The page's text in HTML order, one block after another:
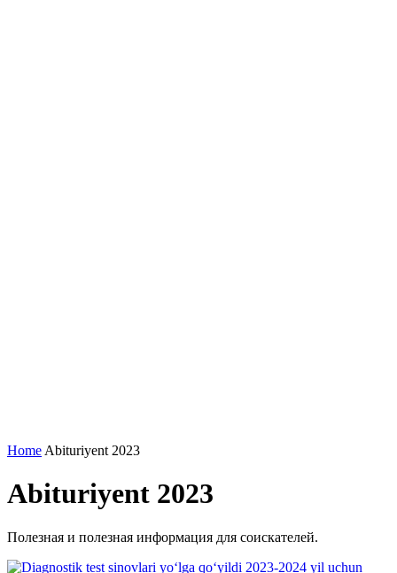
Home Abituriyent 2023
Abituriyent 2023
Полезная и полезная информация для соискателей.